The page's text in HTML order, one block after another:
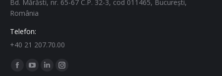
Bd. Mărăsti, nr. 65-67 C.P. 32-3, cod 011465, București,
România
Telefon:
+40 21 207.70.00
Find us on:
Facebook
YouTube
LinkedinInstagram